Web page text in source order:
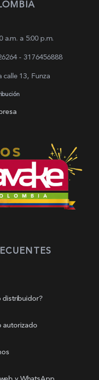
a.m. a 5:00 p.m.
- 3176456888
13, Funza
distribuidor?
autorizado